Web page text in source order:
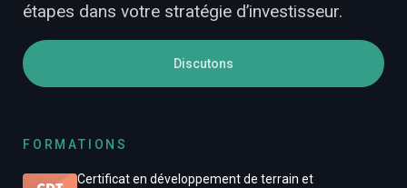
étapes dans votre stratégie d’investisseur.
Discutons
FORMATIONS
Certificat en développement de terrain et